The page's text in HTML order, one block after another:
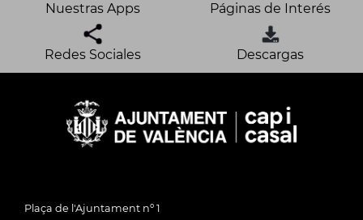
Nuestras Apps Páginas de Interés
Redes Sociales Descargas
Plaça de l'Ajuntament nº 1